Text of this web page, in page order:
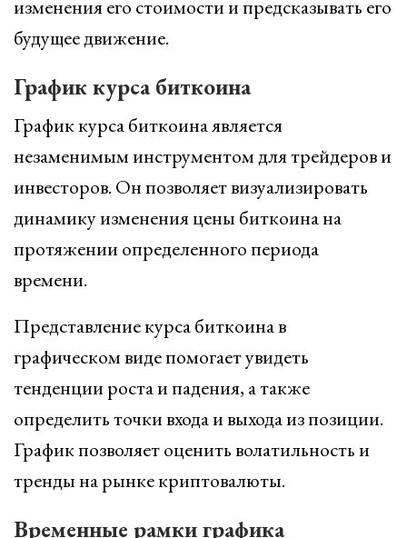
изменения его стоимости и предсказывать его
будущее движение.
График курса биткоина
График курса биткоина является
незаменимым инструментом для трейдеров и
инвесторов. Он позволяет визуализировать
динамику изменения цены биткоина на
протяжении определенного периода
времени.
Представление курса биткоина в
графическом виде помогает увидеть
тенденции роста и падения, а также
определить точки входа и выхода из позиции.
График позволяет оценить волатильность и
тренды на рынке криптовалюты.
Временные рамки графика